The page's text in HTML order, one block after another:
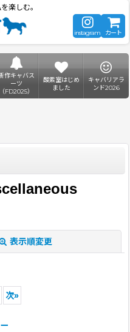
楽しむ。
instagram カート
作キャバス
ーツ
（FD2025）
酸素室はじめ
ました
キャバリアラ
ンド2026
表示順変更
次»